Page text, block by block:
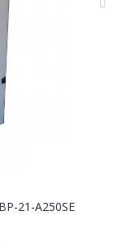
21-А250SE